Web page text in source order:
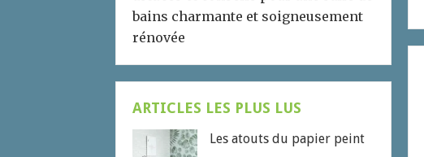
bains charmante et soigneusement
rénovée
ARTICLES LES PLUS LUS
Les atouts du papier peint